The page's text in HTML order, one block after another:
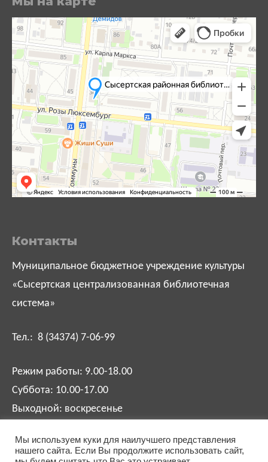
Контакты
Муниципальное бюджетное учреждение культуры
«Сысертская централизованная библиотечная
система»
Тел.: 8 (34374) 7-06-99
Режим работы: 9.00-18.00
Суббота: 10.00-17.00
Выходной: воскресенье
biblsysert@mail.ru
Мы используем куки для наилучшего представления
нашего сайта. Если Вы продолжите использовать сайт,